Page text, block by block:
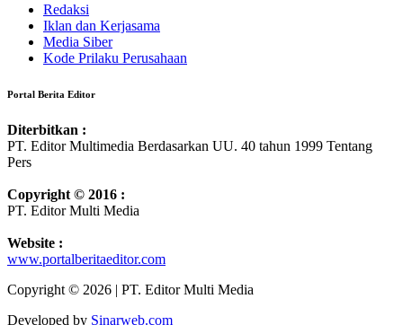
Redaksi
Iklan dan Kerjasama
Media Siber
Kode Prilaku Perusahaan
Portal Berita Editor
Diterbitkan :
PT. Editor Multimedia Berdasarkan UU. 40 tahun 1999 Tentang
Pers
Copyright © 2016 :
PT. Editor Multi Media
Website :
www.portalberitaeditor.com
Copyright © 2026 | PT. Editor Multi Media
Developed by Sinarweb.com